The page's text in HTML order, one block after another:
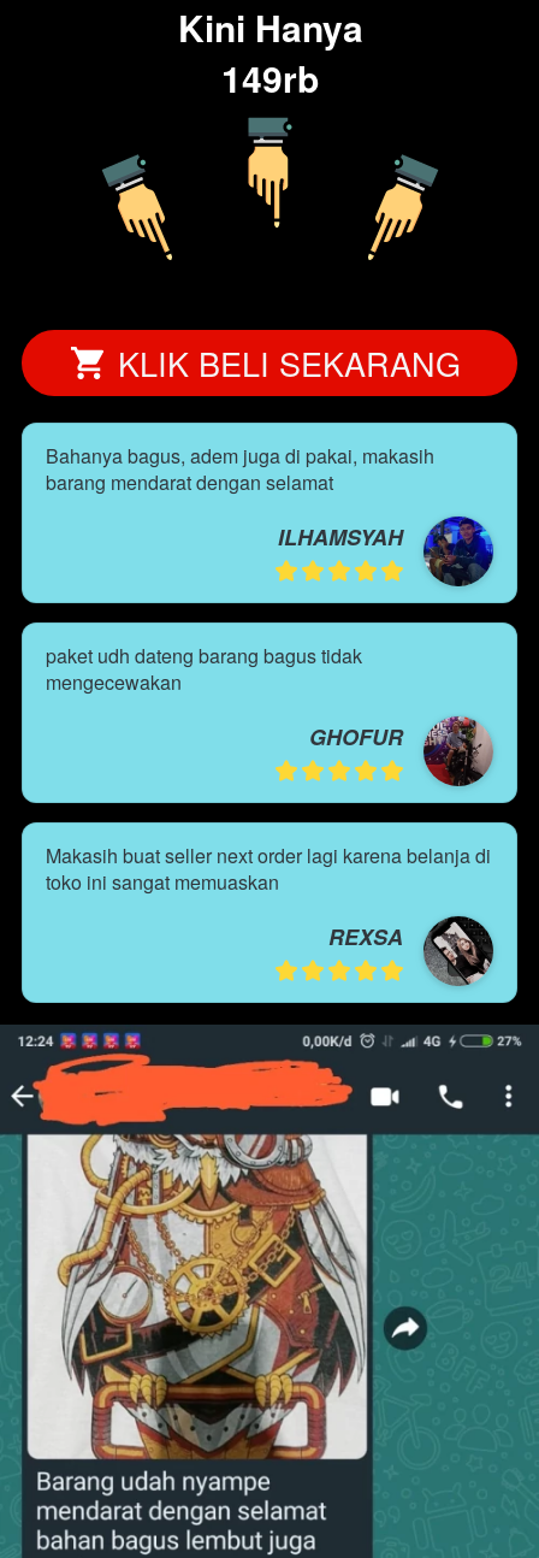
Kini Hanya
149rb
` KLIK BELI SEKARANG
Bahanya bagus, adem juga di pakai, makasih
barang mendarat dengan selamat
ILHAMSYAH
paket udh dateng barang bagus tidak
mengecewakan
GHOFUR
Makasih buat seller next order lagi karena belanja di
toko ini sangat memuaskan
REXSA